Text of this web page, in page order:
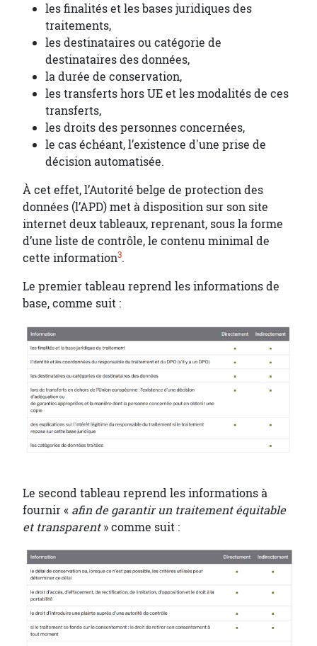
les finalités et les bases juridiques des
traitements,
les destinataires ou catégorie de
destinataires des données,
la durée de conservation,
les transferts hors UE et les modalités de ces
transferts,
les droits des personnes concernées,
le cas échéant, l’existence d'une prise de
décision automatisée.
À cet effet, l’Autorité belge de protection des
données (l’APD) met à disposition sur son site
internet deux tableaux, reprenant, sous la forme
d’une liste de contrôle, le contenu minimal de
cette information3.
Le premier tableau reprend les informations de
base, comme suit :
Le second tableau reprend les informations à
fournir « afin de garantir un traitement équitable
et transparent» comme suit :